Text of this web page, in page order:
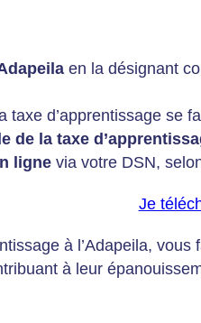
en la désignant
d’apprentissage se
de la taxe
ligne via votre DSN,
Je
à l’Adapeila,
à leur